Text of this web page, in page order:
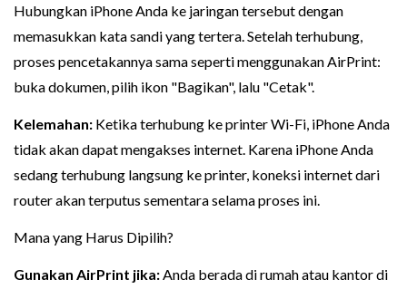
Hubungkan iPhone Anda ke jaringan tersebut dengan
memasukkan kata sandi yang tertera. Setelah terhubung,
proses pencetakannya sama seperti menggunakan AirPrint:
buka dokumen, pilih ikon "Bagikan", lalu "Cetak".
Kelemahan: Ketika terhubung ke printer Wi-Fi, iPhone Anda
tidak akan dapat mengakses internet. Karena iPhone Anda
sedang terhubung langsung ke printer, koneksi internet dari
router akan terputus sementara selama proses ini.
Mana yang Harus Dipilih?
Gunakan AirPrint jika:Anda berada di rumah atau kantor di